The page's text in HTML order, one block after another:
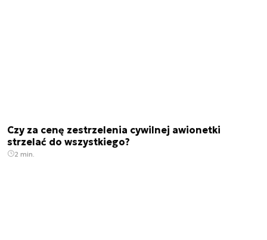
Czy za cenę zestrzelenia cywilnej awionetki
strzelać do wszystkiego?
2 min.